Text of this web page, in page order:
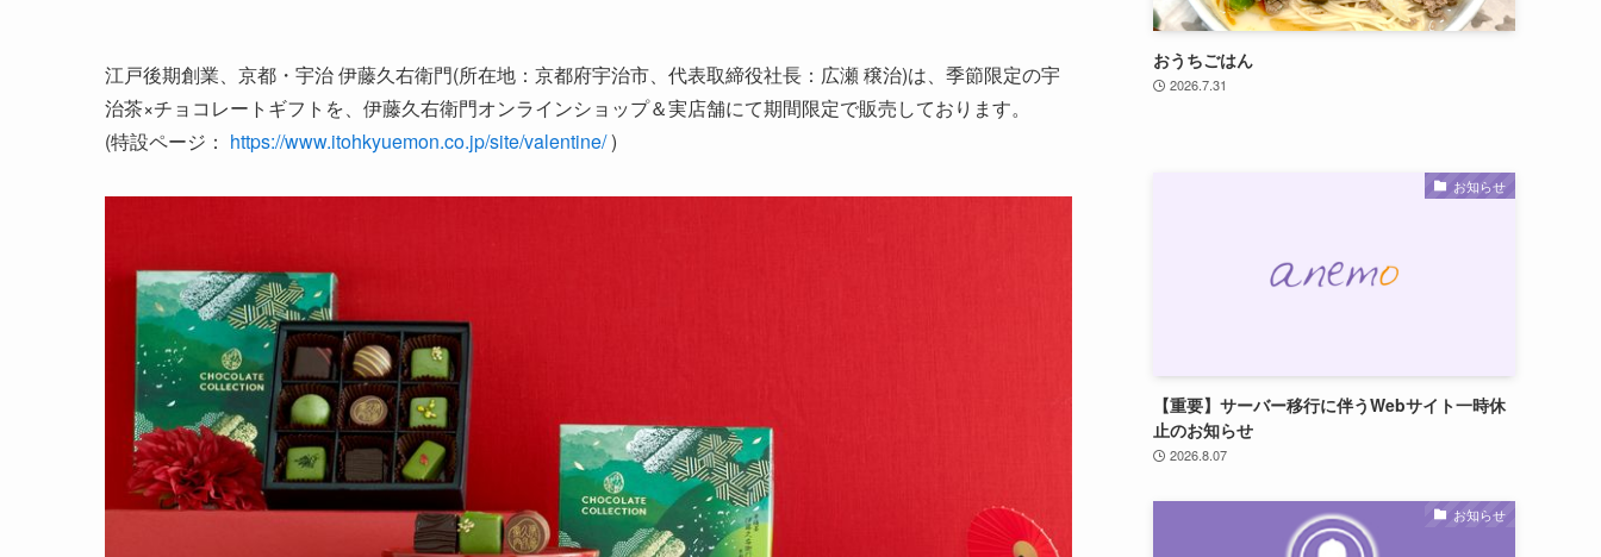
江戸後期創業、京都・宇治 伊藤久右衛門(所在地：京都府宇治市、代表取締役社長：広瀬 穣治)は、季節限定の宇
治茶×チョコレートギフトを、伊藤久右衛門オンラインショップ＆実店舗にて期間限定で販売しております。
(特設ページ： https://www.itohkyuemon.co.jp/site/valentine/)
おうちごはん
2026.7.31
お知らせ
【重要】サーバー移行に伴うWebサイト一時休
止のお知らせ
2026.8.07
お知らせ